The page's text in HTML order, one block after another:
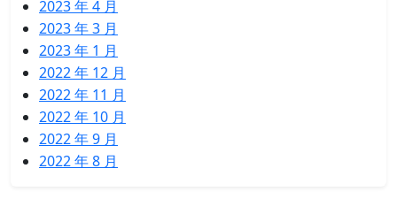
2023 年 4 月
2023 年 3 月
2023 年 1 月
2022 年 12 月
2022 年 11 月
2022 年 10 月
2022 年 9 月
2022 年 8 月